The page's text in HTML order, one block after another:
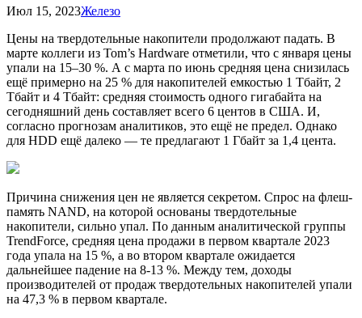
Июл 15, 2023Железо
Цены на твердотельные накопители продолжают падать. В
марте коллеги из Tom’s Hardware отметили, что с января цены
упали на 15–30 %. А с марта по июнь средняя цена снизилась
ещё примерно на 25 % для накопителей емкостью 1 Тбайт, 2
Тбайт и 4 Тбайт: средняя стоимость одного гигабайта на
сегодняшний день составляет всего 6 центов в США. И,
согласно прогнозам аналитиков, это ещё не предел. Однако
для HDD ещё далеко — те предлагают 1 Гбайт за 1,4 цента.
Причина снижения цен не является секретом. Спрос на флеш-
память NAND, на которой основаны твердотельные
накопители, сильно упал. По данным аналитической группы
TrendForce, средняя цена продажи в первом квартале 2023
года упала на 15 %, а во втором квартале ожидается
дальнейшее падение на 8-13 %. Между тем, доходы
производителей от продаж твердотельных накопителей упали
на 47,3 % в первом квартале.